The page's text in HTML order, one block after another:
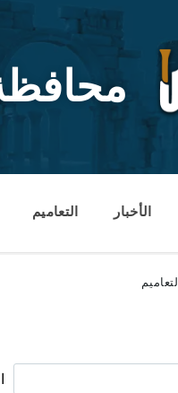
الأخبار التعاميم
التعاميم